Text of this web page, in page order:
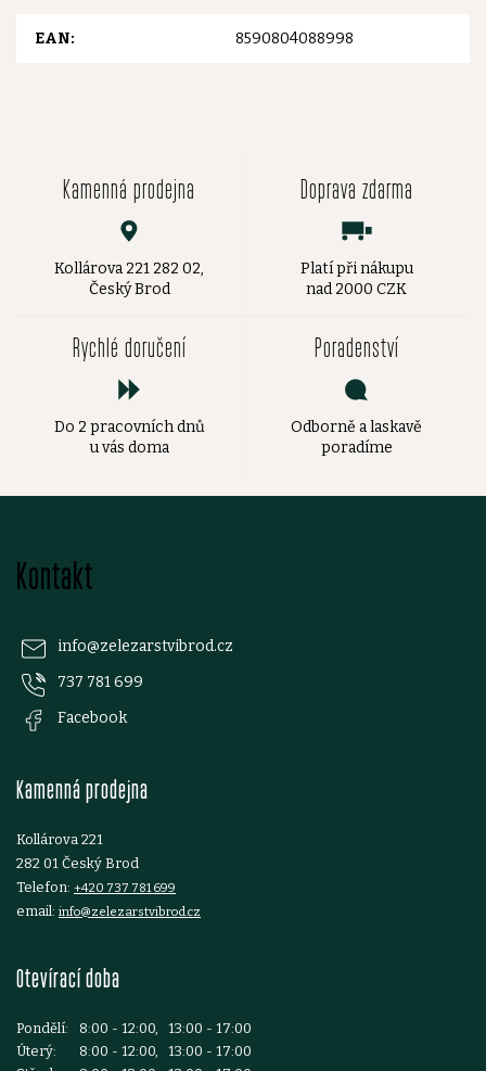
EAN: 8590804088998
Kamenná prodejna
Kollárova 221 282 02,
Český Brod
Doprava zdarma
Platí při nákupu
nad 2000 CZK
Rychlé doručení
Do 2 pracovních dnů
u vás doma
Poradenství
Odborně a laskavě
poradíme
Kontakt
info@zelezarstvibrod.cz
737 781 699
Facebook
Kamenná prodejna
Kollárova 221
282 01 Český Brod
Telefon: +420 737 781 699
email: info@zelezarstvibrod.cz
Otevírací doba
Pondělí:
8:00 - 12:00, 13:00 - 17:00
Úterý:
8:00 - 12:00, 13:00 - 17:00